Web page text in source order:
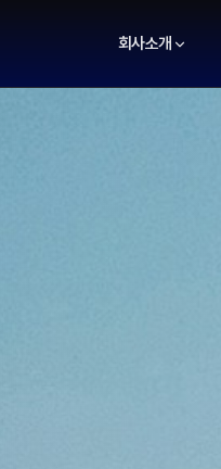
회사소개